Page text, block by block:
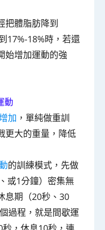
把體脂肪降到
17%-18%時 ，若還
始增加運動的強
動
加 ，單純做重訓
更大的重量，降低
的訓練模式，先做
或1分鐘）密集無
息期（20秒、30
過程，就是間歇運